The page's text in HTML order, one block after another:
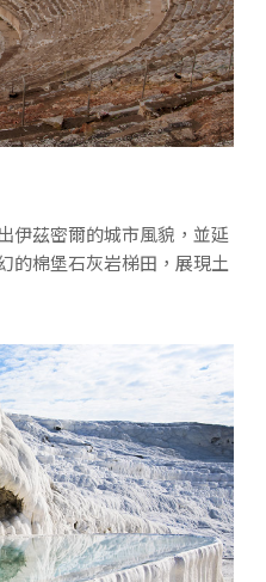
伊茲密爾的城市風貌，並延
的棉堡石灰岩梯田，展現土